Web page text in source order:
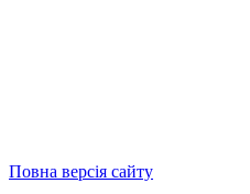
Повна версія сайту